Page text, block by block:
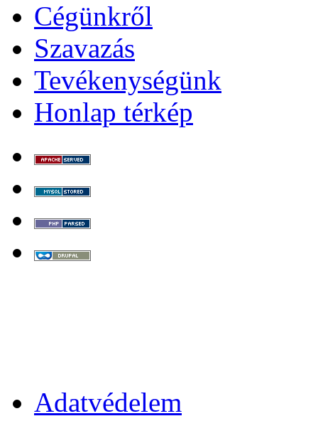
Cégünkről
Szavazás
Tevékenységünk
Honlap térkép
Adatvédelem